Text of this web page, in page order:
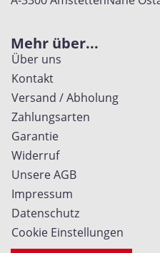
Mehr über...
Über uns
Kontakt
Versand / Abholung
Zahlungsarten
Garantie
Widerruf
Unsere AGB
Impressum
Datenschutz
Cookie Einstellungen